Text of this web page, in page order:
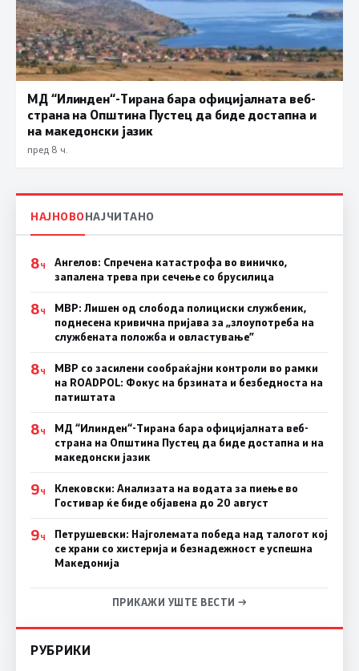
МД “Илинден“-Тирана бара официјалната веб-
страна на Општина Пустец да биде достапна и
на македонски јазик
пред 8 ч.
НАЈНОВОНАЈЧИТАНО
8Ч
Ангелов: Спречена катастрофа во виничко,
запалена трева при сечење со брусилица
8Ч
МВР: Лишен од слобода полициски службеник,
поднесена кривична пријава за „злоупотреба на
службената положба и овластување”
8Ч
МВР со засилени сообраќајни контроли во рамки
на ROADPOL: Фокус на брзината и безбедноста на
патиштата
8Ч
МД “Илинден“-Тирана бара официјалната веб-
страна на Општина Пустец да биде достапна и на
македонски јазик
9Ч
Клековски: Анализата на водата за пиење во
Гостивар ќе биде објавена до 20 август
9Ч
Петрушевски: Најголемата победа над талогот кој
се храни со хистерија и безнадежност е успешна
Македонија
ПРИКАЖИ УШТЕ ВЕСТИ →
РУБРИКИ